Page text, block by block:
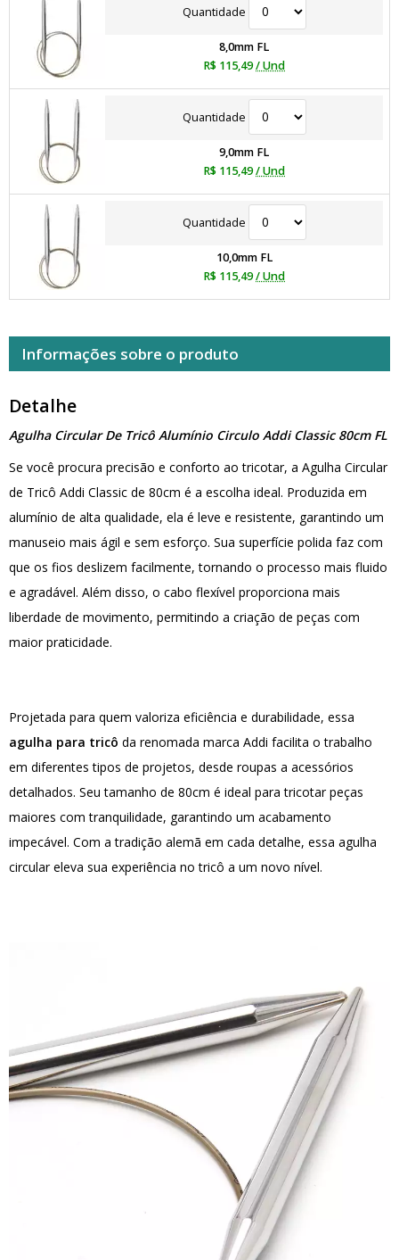
Quantidade
8,0mm FL
R$ 115,49/ Und
Quantidade
9,0mm FL
R$ 115,49/ Und
Quantidade
10,0mm FL
R$ 115,49/ Und
Informações sobre o produto
Detalhe
Agulha Circular De Tricô Alumínio Circulo Addi Classic 80cm FL
Se você procura precisão e conforto ao tricotar, a Agulha Circular
de Tricô Addi Classic de 80cm é a escolha ideal. Produzida em
alumínio de alta qualidade, ela é leve e resistente, garantindo um
manuseio mais ágil e sem esforço. Sua superfície polida faz com
que os fios deslizem facilmente, tornando o processo mais fluido
e agradável. Além disso, o cabo flexível proporciona mais
liberdade de movimento, permitindo a criação de peças com
maior praticidade.
Projetada para quem valoriza eficiência e durabilidade, essa
agulha para tricô da renomada marca Addi facilita o trabalho
em diferentes tipos de projetos, desde roupas a acessórios
detalhados. Seu tamanho de 80cm é ideal para tricotar peças
maiores com tranquilidade, garantindo um acabamento
impecável. Com a tradição alemã em cada detalhe, essa agulha
circular eleva sua experiência no tricô a um novo nível.